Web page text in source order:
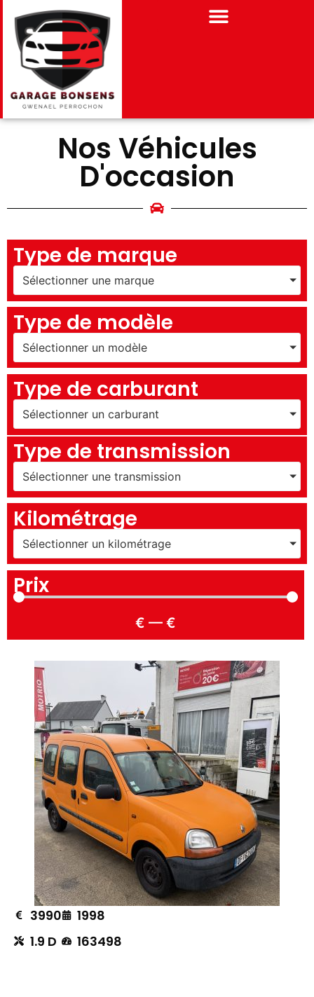
Nos Véhicules
D'occasion
Type de marque
Sélectionner une marque
Type de modèle
Sélectionner un modèle
Type de carburant
Sélectionner un carburant
Type de transmission
Sélectionner une transmission
Kilométrage
Sélectionner un kilométrage
Prix
€ — €
3990
1.9 D
1998
163498